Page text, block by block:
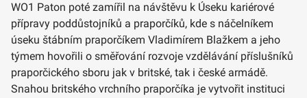
WO1 Paton poté zamířil na návštěvu k Úseku kariérové
přípravy poddůstojníků a praporčíků, kde s náčelníkem
úseku štábním praporčíkem Vladimírem Blažkem a jeho
týmem hovořili o směřování rozvoje vzdělávání příslušníků
praporčického sboru jak v britské, tak i české armádě.
Snahou britského vrchního praporčíka je vytvořit instituci